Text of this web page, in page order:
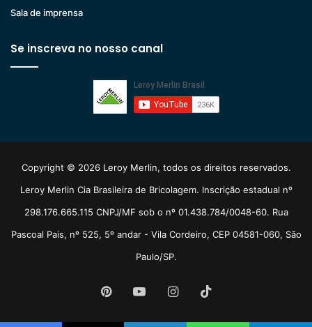
Sala de imprensa
Se inscreva no nosso canal
Copyright © 2026 Leroy Merlin, todos os direitos reservados.
Leroy Merlin Cia Brasileira de Bricolagem. Inscrição estadual nº
298.176.665.115 CNPJ/MF sob o nº 01.438.784/0048-60. Rua
Pascoal Pais, nº 525, 5º andar - Vila Cordeiro, CEP 04581-060, São
Paulo/SP.
PinterestYouTubeInstagram